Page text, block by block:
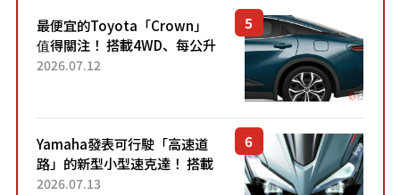
最便宜的Toyota「Crown」
值得關注！ 搭載4WD、每公升
22.4公里低油耗表現超亮眼！
2026.07.12
Yamaha發表可行駛「高速道
路」的新型小型速克達！ 搭載
能享受超強勁「渦輪感」的動
2026.07.13